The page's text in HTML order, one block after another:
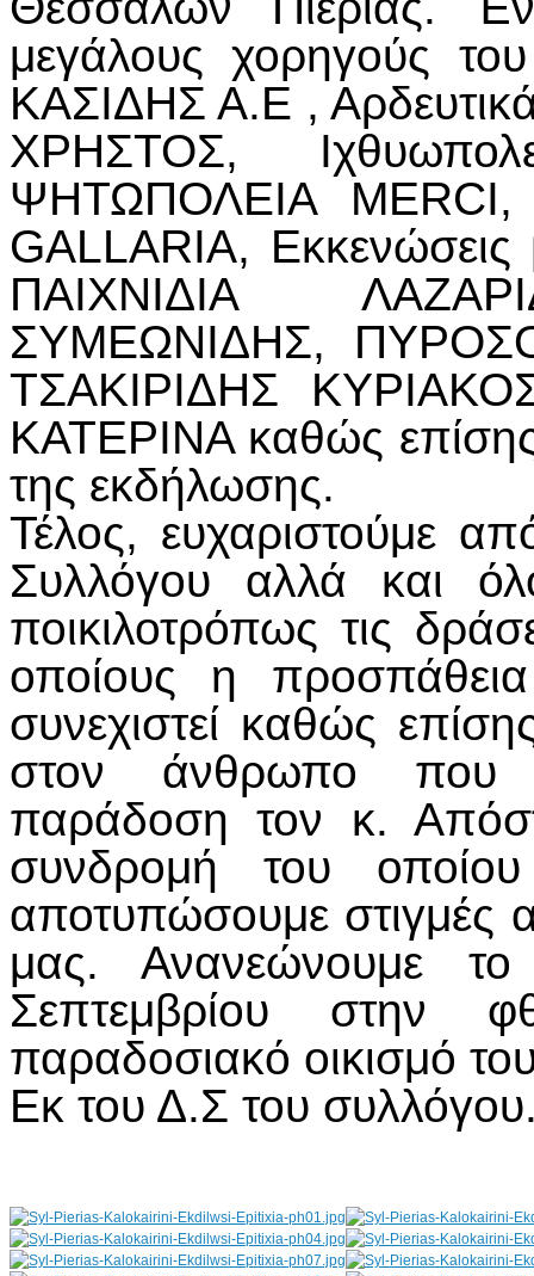
μεγάλους χορηγούς
ΚΑΣΙΔΗΣ Α.Ε ,
ΧΡΗΣΤΟΣ,
ΨΗΤΩΠΟΛΕΙΑ MERCI,
GALLARIA,
ΠΑΙΧΝΙΔΙΑ
ΣΥΜΕΩΝΙΔΗΣ,
ΤΣΑΚΙΡΙΔΗΣ
ΚΑΤΕΡΙΝΑ καθώς
της εκδήλωσης.
Τέλος, ευχαριστούμε
Συλλόγου αλλά και
ποικιλοτρόπως τις
οποίους η
συνεχιστεί καθώς
στον άνθρωπο που
παράδοση τον κ.
συνδρομή του
αποτυπώσουμε στιγμές
μας. Ανανεώνουμε
Σεπτεμβρίου στην
παραδοσιακό οικισμό
Εκ του Δ.Σ του